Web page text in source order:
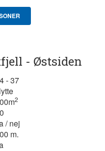
- Østsiden
- 37
2
/ nej
m.